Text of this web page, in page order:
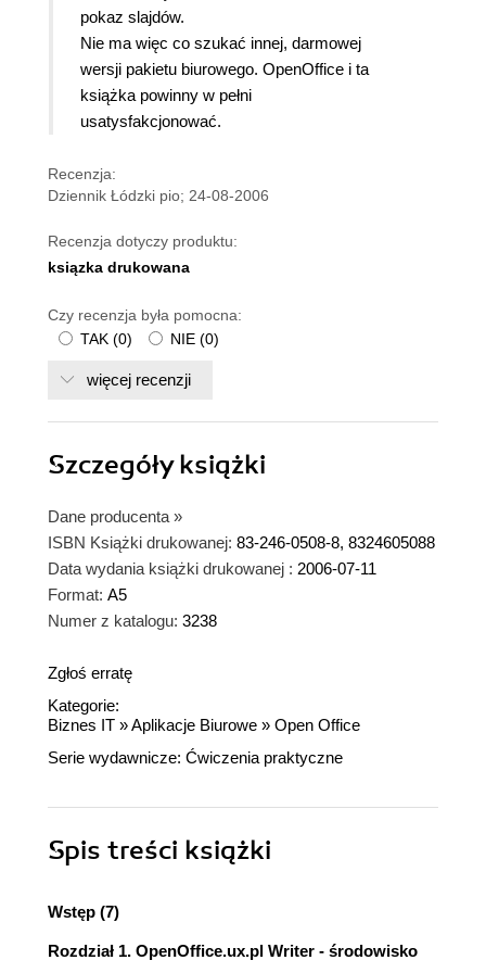
pokaz slajdów.
Nie ma więc co szukać innej, darmowej
wersji pakietu biurowego. OpenOffice i ta
książka powinny w pełni
usatysfakcjonować.
Recenzja:
Dziennik Łódzki pio; 24-08-2006
Recenzja dotyczy produktu:
ksiązka drukowana
Czy recenzja była pomocna:
TAK (0) NIE (0)
więcej recenzji
Szczegółyksiążki
Dane producenta »
ISBN Książki drukowanej: 83-246-0508-8, 8324605088
Data wydania książki drukowanej : 2006-07-11
Format: A5
Numer z katalogu: 3238
Zgłoś erratę
Kategorie:
Biznes IT »Aplikacje Biurowe » Open Office
Serie wydawnicze: Ćwiczenia praktyczne
Spis treści książki
Wstęp (7)
Rozdział 1. OpenOffice.ux.pl Writer - środowisko